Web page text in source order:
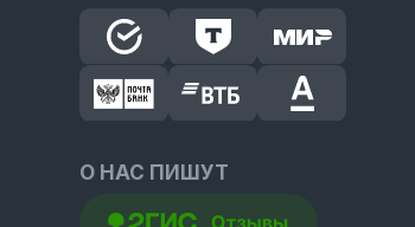
О НАС ПИШУТ